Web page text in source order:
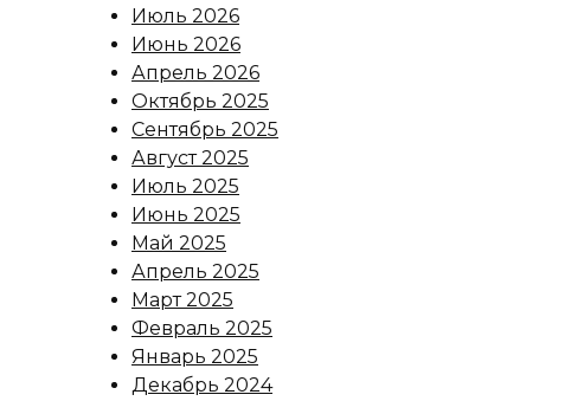
Июль 2026
Июнь 2026
Апрель 2026
Октябрь 2025
Сентябрь 2025
Август 2025
Июль 2025
Июнь 2025
Май 2025
Апрель 2025
Март 2025
Февраль 2025
Январь 2025
Декабрь 2024